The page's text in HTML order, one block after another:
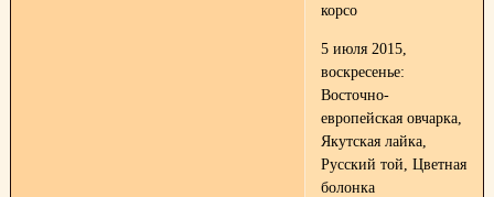
корсо
5 июля 2015,
воскресенье:
Восточно-
европейская овчарка,
Якутская лайка,
Русский той, Цветная
болонка